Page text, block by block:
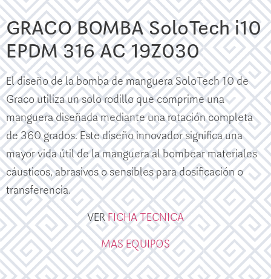
GRACO BOMBA SoloTech i10
EPDM 316 AC 19Z030
El diseño de la bomba de manguera SoloTech 10 de
Graco utiliza un solo rodillo que comprime una
manguera diseñada mediante una rotación completa
de 360 ​​grados. Este diseño innovador significa una
mayor vida útil de la manguera al bombear materiales
cáusticos, abrasivos o sensibles para dosificación o
transferencia.
VERFICHA TECNICA
MAS EQUIPOS